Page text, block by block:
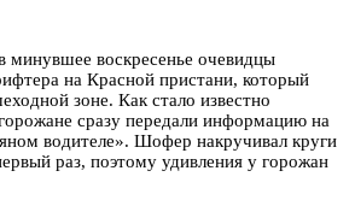
минувшее воскресенье очевидцы
на Красной пристани, который
зоне. Как стало известно
сразу передали информацию на
водителе». Шофер накручивал круги
раз, поэтому удивления у горожан